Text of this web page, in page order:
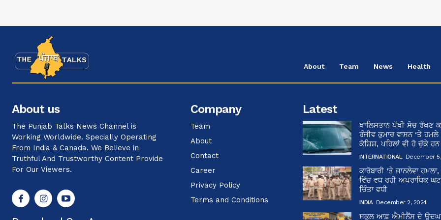
About Team News Health
About us
The Punjab Talks News Channel is
Working Worldwide. Specially Operating
From India & Canada. We Believe in
Truthful And Trustworthy Content Provide
For Our Viewers.
Company
Team
About
Contact
Career
Privacy Policy
Terms and Conditions
Latest
ਖਾਲਿਸਤਾਨ ਪੱਖੀ ਸੋਚ ਰੱਖਣ
ਰੰਜੀਵ ਕੁਮਾਰ ਵਾਸਨ ‘ਤੇ ਹਮਲੇ
ਕੋਸ਼ਿਸ਼, ਪਹਿਲਾਂ ਵੀ ਹੋ ਚੁੱਕੇ
INTERNATIONAL December
ਕਾਰੋਬਾਰੀ ‘ਤੇ ਜਾਨਲੇਵਾ
ਵਿੱਚ ਵਧ ਰਹੀ ਅਪਰਾਧਿਕ
ਚਿੰਤਾ ਵਧੀ
INDIA December 2, 2024
ਸਕੂਲ ਆਫ਼ ਐਮੀਨੈਂਸ ਦੇ